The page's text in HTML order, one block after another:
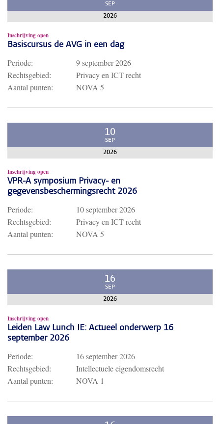
SEP
2026
Inschrijving open
Basiscursus de AVG in een dag
Periode:
9 september 2026
Rechtsgebied:
Privacy en ICT recht
Aantal punten:
NOVA 5
10
SEP
2026
Inschrijving open
VPR-A symposium Privacy- en
gegevensbeschermingsrecht 2026
Periode:
10 september 2026
Rechtsgebied:
Privacy en ICT recht
Aantal punten:
NOVA 5
16
SEP
2026
Inschrijving open
Leiden Law Lunch IE: Actueel onderwerp 16
september 2026
Periode:
16 september 2026
Rechtsgebied:
Intellectuele eigendomsrecht
Aantal punten:
NOVA 1